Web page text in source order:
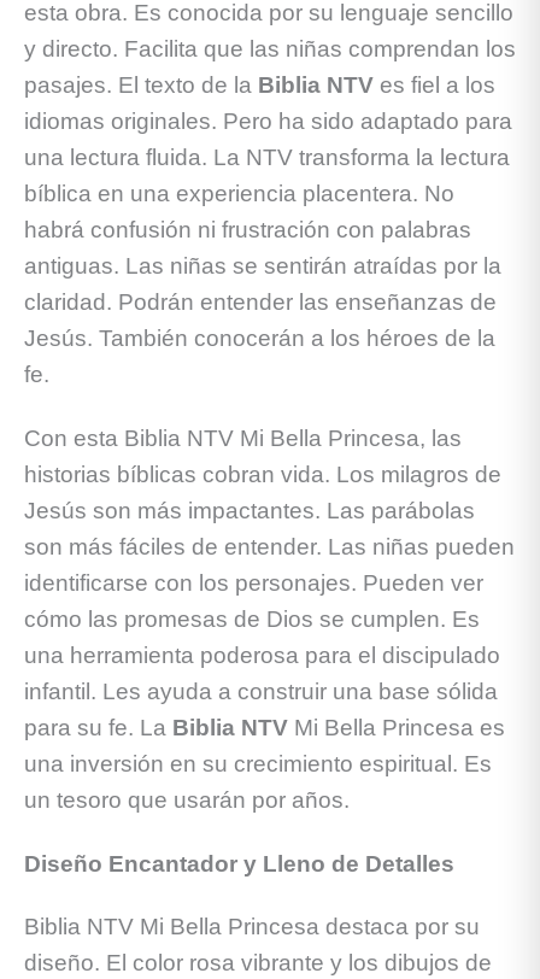
esta obra. Es conocida por su lenguaje sencillo
y directo. Facilita que las niñas comprendan los
pasajes. El texto de la Biblia NTV es fiel a los
idiomas originales. Pero ha sido adaptado para
una lectura fluida. La NTV transforma la lectura
bíblica en una experiencia placentera. No
habrá confusión ni frustración con palabras
antiguas. Las niñas se sentirán atraídas por la
claridad. Podrán entender las enseñanzas de
Jesús. También conocerán a los héroes de la
fe.
Con esta Biblia NTV Mi Bella Princesa, las
historias bíblicas cobran vida. Los milagros de
Jesús son más impactantes. Las parábolas
son más fáciles de entender. Las niñas pueden
identificarse con los personajes. Pueden ver
cómo las promesas de Dios se cumplen. Es
una herramienta poderosa para el discipulado
infantil. Les ayuda a construir una base sólida
para su fe. La Biblia NTV Mi Bella Princesa es
una inversión en su crecimiento espiritual. Es
un tesoro que usarán por años.
Diseño Encantador y Lleno de Detalles
Biblia NTV Mi Bella Princesa destaca por su
diseño. El color rosa vibrante y los dibujos de